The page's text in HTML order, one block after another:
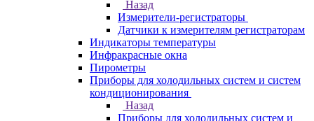
Назад
Измерители-регистраторы
Датчики к измерителям регистраторам
Индикаторы температуры
Инфракрасные окна
Пирометры
Приборы для холодильных систем и систем
кондиционирования
Назад
Приборы для холодильных систем и